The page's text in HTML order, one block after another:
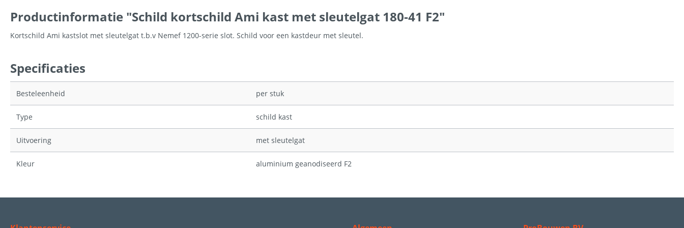
Productinformatie "Schild kortschild Ami kast met sleutelgat 180-41 F2"
Kortschild Ami kastslot met sleutelgat t.b.v Nemef 1200-serie slot. Schild voor een kastdeur met sleutel.
Specificaties
Besteleenheid per stuk
Type schild kast
Uitvoering met sleutelgat
Kleur aluminium geanodiseerd F2